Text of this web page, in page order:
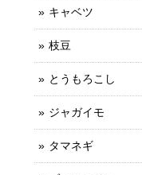
キャベツ
枝豆
とうもろこし
ジャガイモ
タマネギ